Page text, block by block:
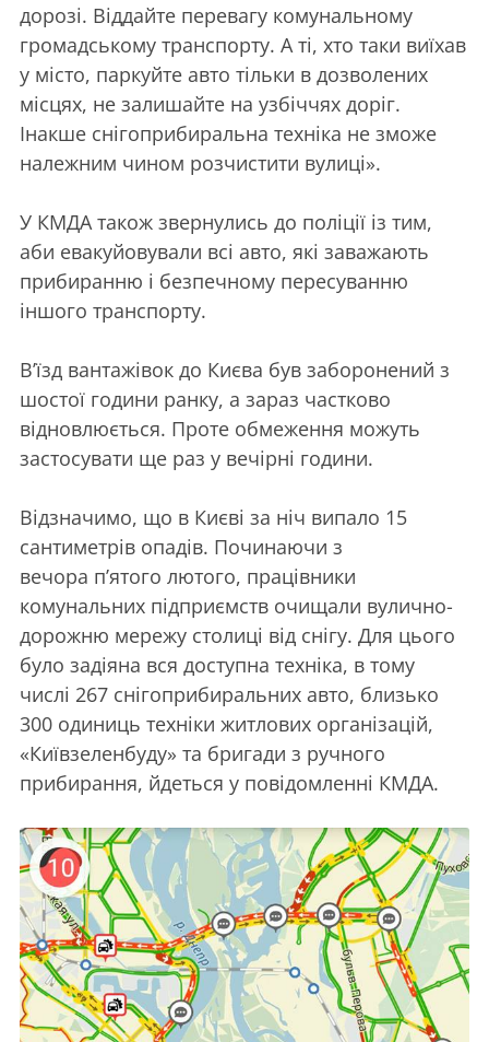
дорозі. Віддайте перевагу комунальному
громадському транспорту. А ті, хто таки виїхав
у місто, паркуйте авто тільки в дозволених
місцях, не залишайте на узбіччях доріг.
Інакше снігоприбиральна техніка не зможе
належним чином розчистити вулиці».
У КМДА також звернулись до поліції із тим,
аби евакуйовували всі авто, які заважають
прибиранню і безпечному пересуванню
іншого транспорту.
В’їзд вантажівок до Києва був заборонений з
шостої години ранку, а зараз частково
відновлюється. Проте обмеження можуть
застосувати ще раз у вечірні години.
Відзначимо, що в Києві за ніч випало 15
сантиметрів опадів. Починаючи з
вечора п’ятого лютого, працівники
комунальних підприємств очищали вулично-
дорожню мережу столиці від снігу. Для цього
було задіяна вся доступна техніка, в тому
числі 267 снігоприбиральних авто, близько
300 одиниць техніки житлових організацій,
«Київзеленбуду» та бригади з ручного
прибирання, йдеться у повідомленні КМДА.